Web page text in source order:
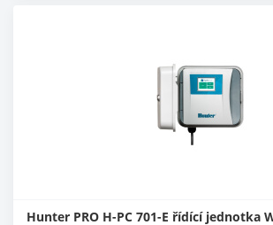
Hunter PRO H-PC 701-E řídící jednotka